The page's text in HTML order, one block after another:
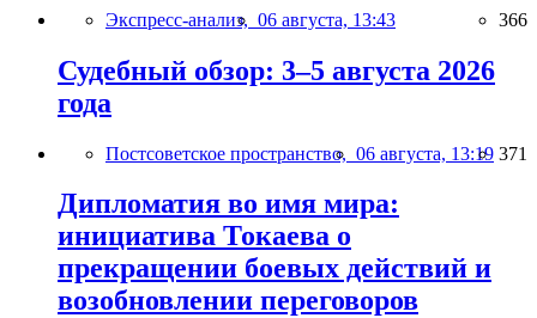
Экспресс-анализ, 06 августа, 13:43 366
Судебный обзор: 3–5 августа 2026
года
Постсоветское пространство, 06 августа, 13:19 371
Дипломатия во имя мира:
инициатива Токаева о
прекращении боевых действий и
возобновлении переговоров